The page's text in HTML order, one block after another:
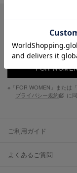
FOR
※「FOR WOMEN」または
プライバシー規約
に
ご利用ガイド
よくあるご質問